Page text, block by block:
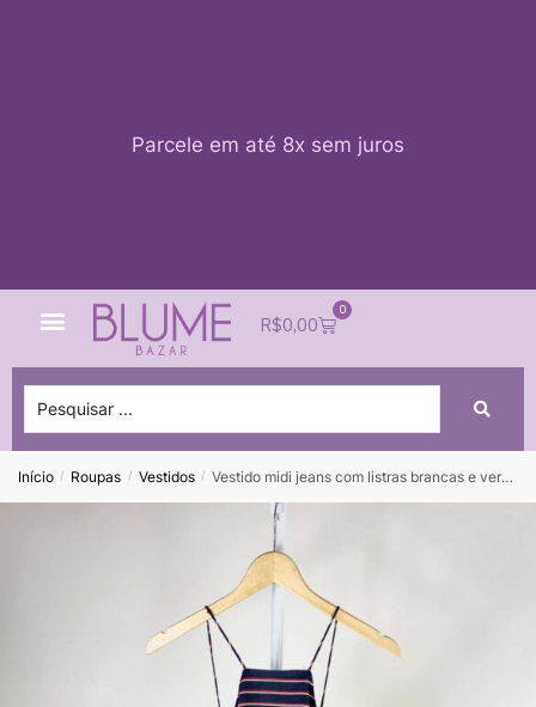
Parcele em até 8x sem juros
R$0,00
0
Início / Roupas / Vestidos / Vestido midi jeans com listras brancas e vermelhas OH BOY – tam P